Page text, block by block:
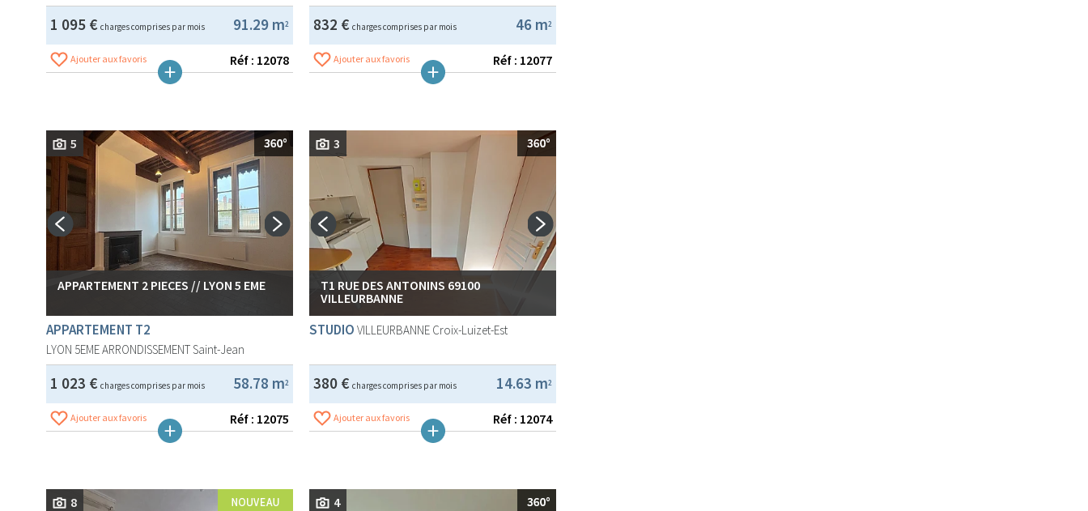
91.29 m2
1 095 € charges comprises par mois
Ajouter aux favoris Réf : 12078
46 m2
832 € charges comprises par mois
Ajouter aux favoris Réf : 12077
5
APPARTEMENT 2 PIECES // LYON 5 EME
APPARTEMENT T2
LYON 5EME ARRONDISSEMENTSaint-Jean
58.78 m2
1 023 € charges comprises par mois
Ajouter aux favoris Réf : 12075
3
T1 RUE DES ANTONINS 69100
VILLEURBANNE
STUDIO VILLEURBANNE Croix-Luizet-Est
14.63 m2
380 € charges comprises par mois
Ajouter aux favoris Réf : 12074
8 4